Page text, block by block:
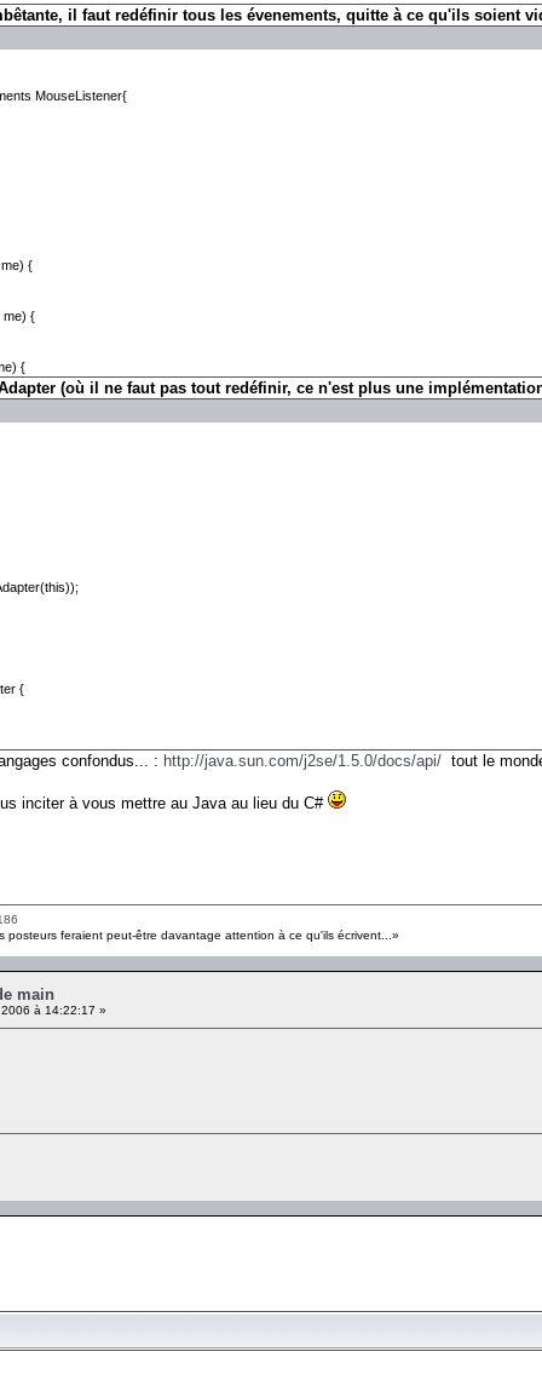
il faut redéfinir tous les évenements, quitte à ce qu'ils soient
MouseListener{
{
me) {
{
(où il ne faut pas tout redéfinir, ce n'est plus une
{
confondus... : http://java.sun.com/j2se/1.5.0/docs/api/ tout le
inciter à vous mettre au Java au lieu du C#
posteurs feraient peut-être davantage attention à ce qu'ils écrivent...»
main
à 14:22:17 »